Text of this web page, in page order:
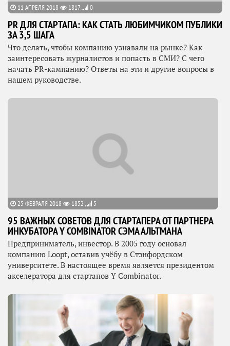
11 АПРЕЛЯ 2018 1817 0
PR ДЛЯ СТАРТАПА: КАК СТАТЬ ЛЮБИМЧИКОМ ПУБЛИКИ
ЗА 3,5 ШАГА
Что делать, чтобы компанию узнавали на рынке? Как
заинтересовать журналистов и попасть в СМИ? С чего
начать PR-кампанию? Ответы на эти и другие вопросы в
нашем руководстве.
25 ФЕВРАЛЯ 2018 1852 5
95 ВАЖНЫХ СОВЕТОВ ДЛЯ СТАРТАПЕРА ОТ ПАРТНЕРА
ИНКУБАТОРА Y COMBINATOR СЭМА АЛЬТМАНА
Предприниматель, инвестор. В 2005 году основал
компанию Loopt, оставив учёбу в Стэнфордском
университете. В настоящее время является президентом
акселератора для стартапов Y Combinator.